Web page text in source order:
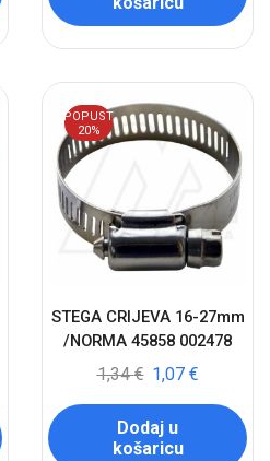
POPUST
20%
STEGA CRIJEVA 16-27mm
/NORMA 45858 002478
1,34€ 1,07 €
Dodaj u
košaricu